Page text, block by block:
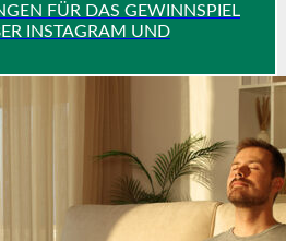
FÜR DAS GEWINNSPIEL
INSTAGRAM UND